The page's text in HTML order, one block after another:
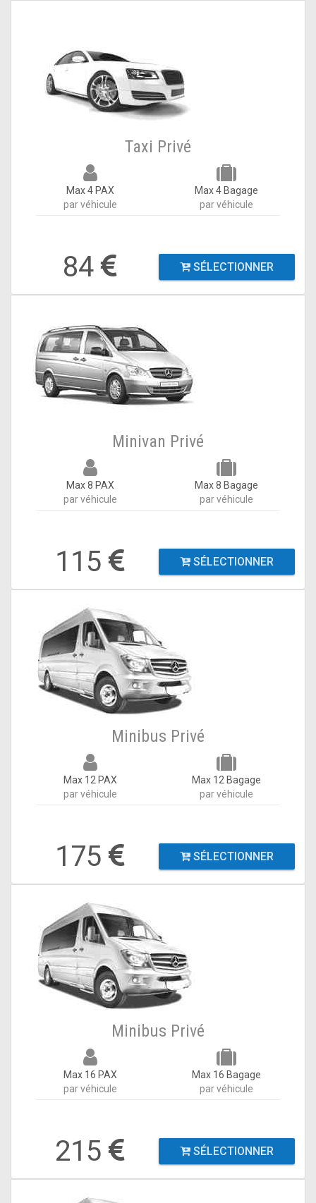
Taxi Privé
Max 4 PAX
par véhicule
Max 4 Bagage
par véhicule
84 SÉLECTIONNER
Minivan Privé
Max 8 PAX
par véhicule
Max 8 Bagage
par véhicule
115 SÉLECTIONNER
Minibus Privé
Max 12 PAX
par véhicule
Max 12 Bagage
par véhicule
175 SÉLECTIONNER
Minibus Privé
Max 16 PAX
par véhicule
Max 16 Bagage
par véhicule
215 SÉLECTIONNER